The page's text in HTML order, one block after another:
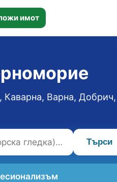
имот
Каварна, Варна, Добрич,
Търси